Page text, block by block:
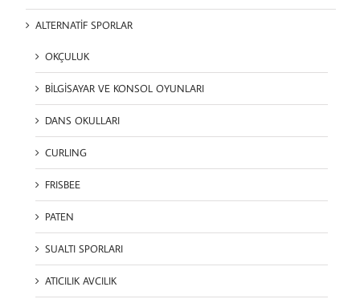
ALTERNATİF SPORLAR
OKÇULUK
BİLGİSAYAR VE KONSOL OYUNLARI
DANS OKULLARI
CURLING
FRISBEE
PATEN
SUALTI SPORLARI
ATICILIK AVCILIK